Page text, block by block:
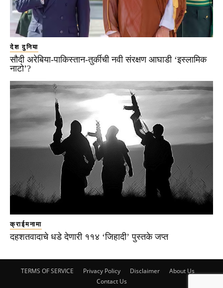
देश दुनिया
सौदी अरेबिया-पाकिस्तान-तुर्कीची नवी संरक्षण आघाडी ‘इस्लामिक
नाटो’?
क्राईमनामा
दहशतवादाचे धडे देणारी ११४ ‘जिहादी’ पुस्तके जप्त
TERMS OF SERVICE Privacy Policy Disclaimer
About Us
Contact Us